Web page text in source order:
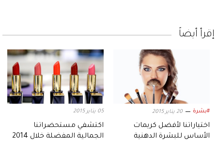
إقرأ أيضاً
#بشرة 20 يناير 2015
اختياراتنا لأفضل كريمات
الأساس للبشرة الدهنية
05 يناير 2015
اكتشفي مستحضراتنا
الجمالية المفضلة خلال 2014